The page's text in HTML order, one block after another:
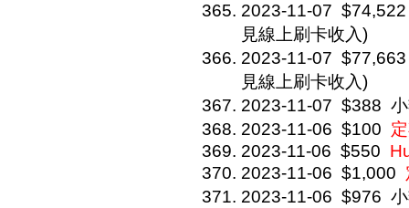
2023-11-07 $74,522
見線上刷卡收入)
2023-11-07 $77,663
見線上刷卡收入)
2023-11-07 $388
2023-11-06 $100
2023-11-06 $550
2023-11-06 $1,000
2023-11-06 $976